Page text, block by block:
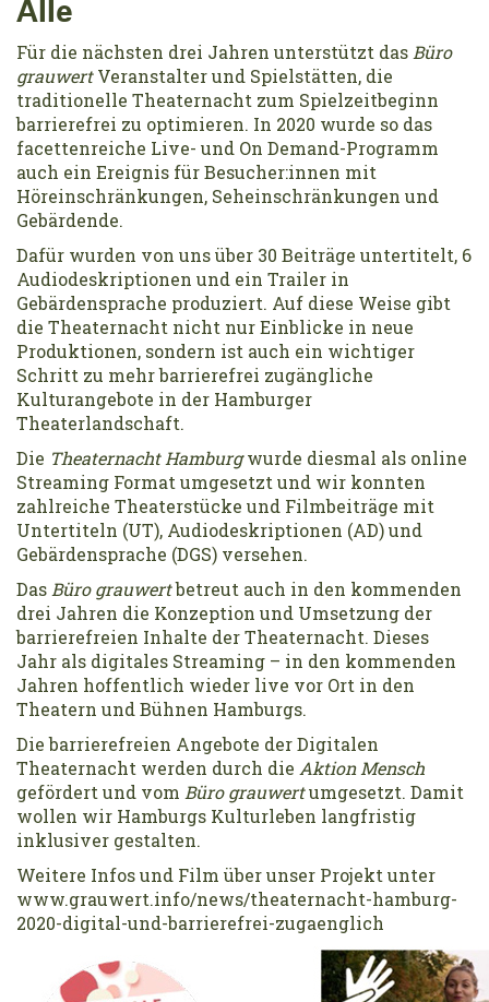
Alle
Für die nächsten drei Jahren unterstützt das Büro
grauwertVeranstalter und Spielstätten, die
traditionelle Theaternacht zum Spielzeitbeginn
barrierefrei zu optimieren. In 2020 wurde so das
facettenreiche Live- und On Demand-Programm
auch ein Ereignis für Besucher:innen mit
Höreinschränkungen, Seheinschränkungen und
Gebärdende.
Dafür wurden von uns über 30 Beiträge untertitelt, 6
Audiodeskriptionen und ein Trailer in
Gebärdensprache produziert. Auf diese Weise gibt
die Theaternacht nicht nur Einblicke in neue
Produktionen, sondern ist auch ein wichtiger
Schritt zu mehr barrierefrei zugängliche
Kulturangebote in der Hamburger
Theaterlandschaft.
Die Theaternacht Hamburgwurde diesmal als online
Streaming Format umgesetzt und wir konnten
zahlreiche Theaterstücke und Filmbeiträge mit
Untertiteln (UT), Audiodeskriptionen (AD) und
Gebärdensprache (DGS) versehen.
Das Büro grauwertbetreut auch in den kommenden
drei Jahren die Konzeption und Umsetzung der
barrierefreien Inhalte der Theaternacht. Dieses
Jahr als digitales Streaming – in den kommenden
Jahren hoffentlich wieder live vor Ort in den
Theatern und Bühnen Hamburgs.
Die barrierefreien Angebote der Digitalen
Theaternacht werden durch die Aktion Mensch
gefördert und vom Büro grauwertumgesetzt. Damit
wollen wir Hamburgs Kulturleben langfristig
inklusiver gestalten.
Weitere Infos und Film über unser Projekt unter
www.grauwert.info/news/theaternacht-hamburg-
2020-digital-und-barrierefrei-zugaenglich